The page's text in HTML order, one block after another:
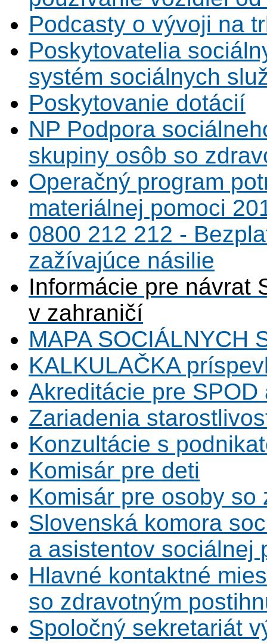
Podcasty o vývoji na
Poskytovatelia
systém sociálnych
Poskytovanie dotácií
NP Podpora
skupiny osôb so
Operačný program
materiálnej pomoci
0800 212 212 -
zažívajúce násilie
Informácie pre návrat
v zahraničí
MAPA SOCIÁLNYCH
KALKULAČKA
Akreditácie pre
Zariadenia
Konzultácie s
Komisár pre deti
Komisár pre osoby
Slovenská komora
a asistentov sociálnej
Hlavné kontaktné
so zdravotným
Spoločný sekretariát